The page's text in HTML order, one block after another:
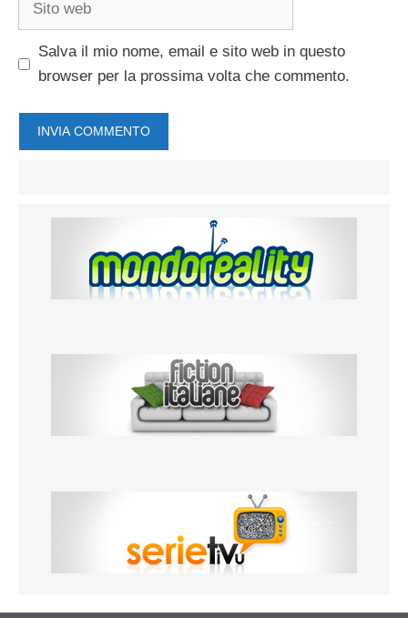
Salva il mio nome, email e sito web in questo
browser per la prossima volta che commento.